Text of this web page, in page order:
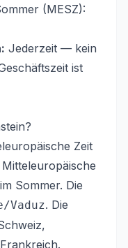
(MESZ):
Jederzeit — kein
ist
Zeit
Sommer. Die
Vaduz. Die